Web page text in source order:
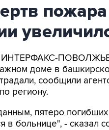
ИНТЕРФАКС-ПОВОЛЖЬЕ
доме в
сообщили
региону.
пятеро
в больнице", - сказал